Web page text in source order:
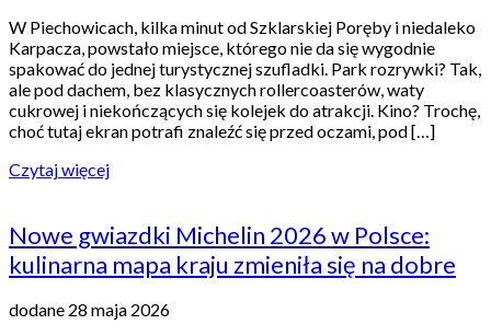
W Piechowicach, kilka minut od Szklarskiej Poręby i niedaleko
Karpacza, powstało miejsce, którego nie da się wygodnie
spakować do jednej turystycznej szufladki. Park rozrywki? Tak,
ale pod dachem, bez klasycznych rollercoasterów, waty
cukrowej i niekończących się kolejek do atrakcji. Kino? Trochę,
choć tutaj ekran potrafi znaleźć się przed oczami, pod […]
Czytaj więcej
Nowe gwiazdki Michelin 2026 w Polsce:
kulinarna mapa kraju zmieniła się na dobre
dodane 28 maja 2026